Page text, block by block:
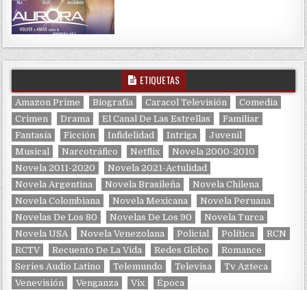
ETIQUETAS
Amazon Prime Biografía Caracol Televisión
Comedia
Crimen
Drama El Canal De Las Estrellas
Familiar
Fantasía
Ficción Infidelidad Intriga
Juvenil
Musical
Narcotráfico Netflix
Novela 2000-2010
Novela 2011-2020
Novela 2021-Actulidad
Novela Argentina
Novela Brasileña
Novela Chilena
Novela Colombiana
Novela Mexicana
Novela Peruana
Novelas De Los 80
Novelas De Los 90
Novela Turca
Novela USA
Novela Venezolana Policial Política
RCN
RCTV
Recuento De La Vida Redes Globo
Romance
Series Audio Latino
Telemundo Televisa
Tv Azteca
Venevisión
Venganza Vix Época